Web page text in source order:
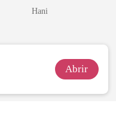
Magnate
Hani
Abrir